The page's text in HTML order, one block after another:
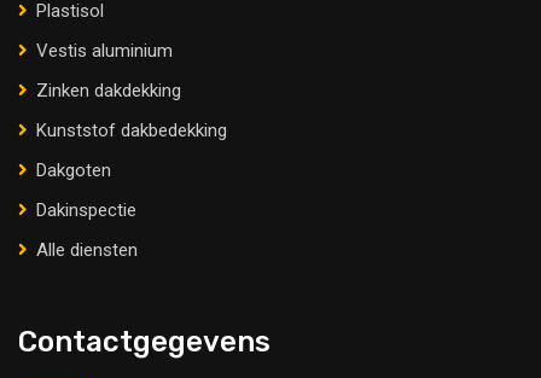
Plastisol
Vestis aluminium
Zinken dakdekking
Kunststof dakbedekking
Dakgoten
Dakinspectie
Alle diensten
Contactgegevens